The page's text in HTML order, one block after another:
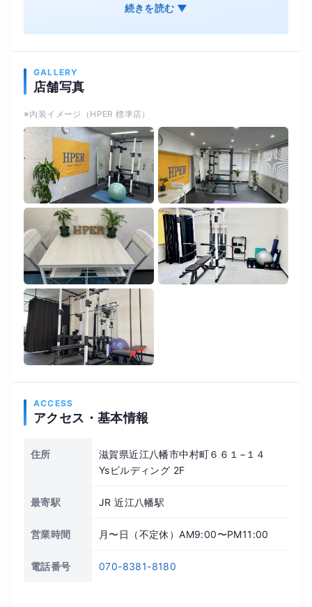
す。専属トレーナーによるマンツーマン指導で、
に、栄養学に基づく毎日の食事指導で無理なく継
通えるのも魅力です。
続きを読む ▼
GALLERY
店舗写真
※内装イメージ（HPER 標準店）
ACCESS
アクセス・基本情報
住所
滋賀県近江八幡市中村町６６１−１４
Ysビルディング 2F
最寄駅 JR 近江八幡駅
営業時間 月〜日（不定休）AM9:00〜PM11:00
電話番号 070-8381-8180